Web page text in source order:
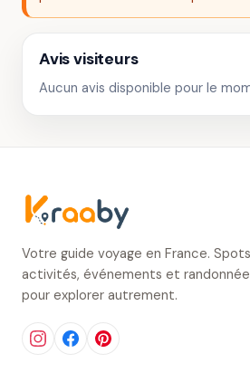
Avis visiteurs
Aucun avis disponible pour le
Votre guide voyage en France.
activités, événements et
pour explorer autrement.